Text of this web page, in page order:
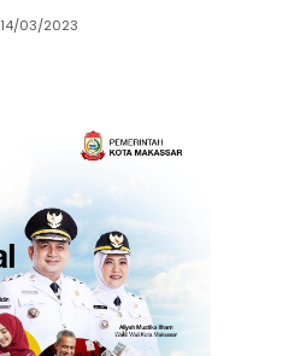
14/03/2023